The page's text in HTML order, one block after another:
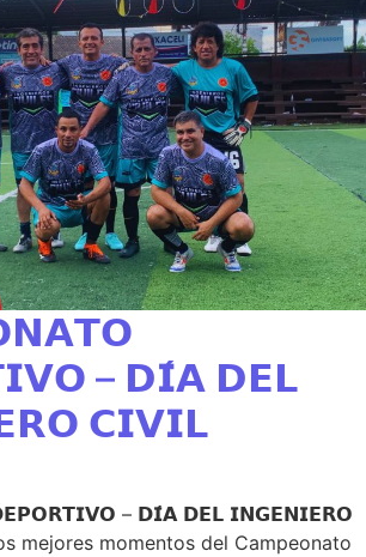
– 𝗗𝗜́𝗔 𝗗𝗘𝗟
𝗖𝗜𝗩𝗜𝗟
– 𝗗𝗜́𝗔 𝗗𝗘𝗟 𝗜𝗡𝗚𝗘𝗡𝗜𝗘𝗥𝗢
mejores momentos del Campeonato